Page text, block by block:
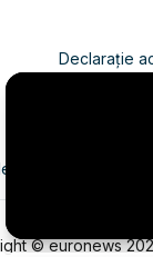
Declarație
Politica de
© euronews